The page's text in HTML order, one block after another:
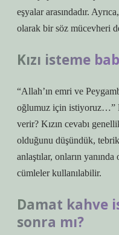
eşyalar arasındadır.
olarak bir söz mücevheri
Kızı isteme
“Allah’ın emri ve
oğlumuz için istiyoruz…”
verir? Kızın cevabı
olduğunu düşündük,
anlaştılar, onların
cümleler kullanılabilir.
Damat kahve
sonra mı?